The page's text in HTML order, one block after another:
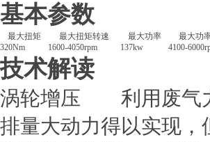
基本参数
最大扭矩 最大扭矩转速 最大功率 最大功
320Nm
1600-4050rpm 137kw 4100-
技术解读
涡轮增压 利用废气力
排量大动力得以实现，